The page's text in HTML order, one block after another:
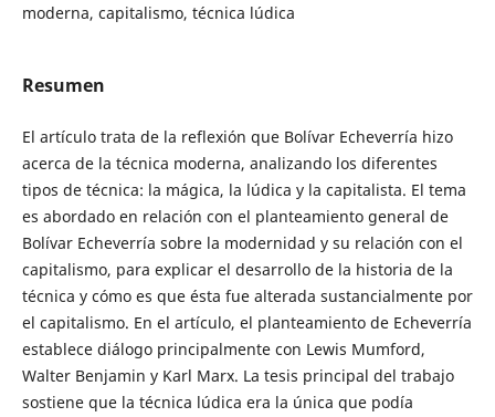
moderna, capitalismo, técnica lúdica
Resumen
El artículo trata de la reflexión que Bolívar Echeverría hizo
acerca de la técnica moderna, analizando los diferentes
tipos de técnica: la mágica, la lúdica y la capitalista. El tema
es abordado en relación con el planteamiento general de
Bolívar Echeverría sobre la modernidad y su relación con el
capitalismo, para explicar el desarrollo de la historia de la
técnica y cómo es que ésta fue alterada sustancialmente por
el capitalismo. En el artículo, el planteamiento de Echeverría
establece diálogo principalmente con Lewis Mumford,
Walter Benjamin y Karl Marx. La tesis principal del trabajo
sostiene que la técnica lúdica era la única que podía